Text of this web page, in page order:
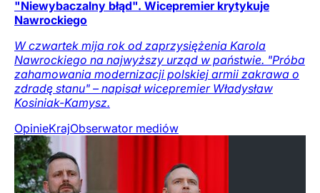
"Niewybaczalny błąd". Wicepremier krytykuje
Nawrockiego
W czwartek mija rok od zaprzysiężenia Karola
Nawrockiego na najwyższy urząd w państwie. "Próba
zahamowania modernizacji polskiej armii zakrawa o
zdradę stanu" – napisał wicepremier Władysław
Kosiniak-Kamysz.
OpinieKrajObserwator mediów